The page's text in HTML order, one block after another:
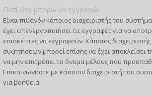
Γιατί δεν μπορώ να εγγραφώ;
Είναι πιθανόν κάποιος διαχειριστής του
έχει απενεργοποιήσει τις εγγραφές για να
επισκέπτες να εγγραφούν. Κάποιος
συζητήσεων μπορεί επίσης να έχει αποκλείσει
να μην επιτρέπει το όνομα μέλους που
Επικοινωνήστε με κάποιον διαχειριστή του
για βοήθεια.